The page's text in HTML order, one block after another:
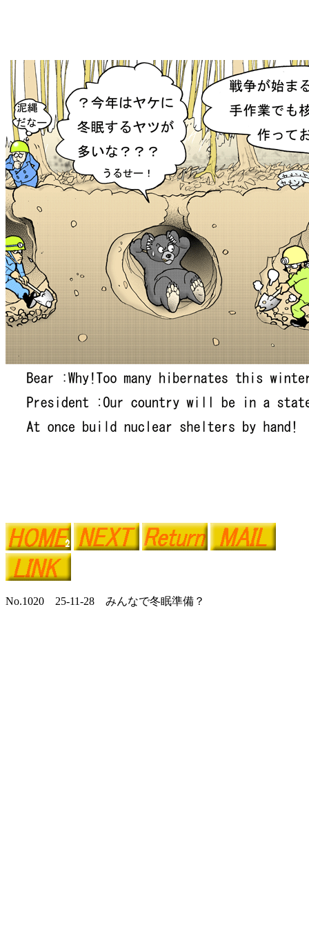
No.1020 25-11-28 みんなで冬眠準備？